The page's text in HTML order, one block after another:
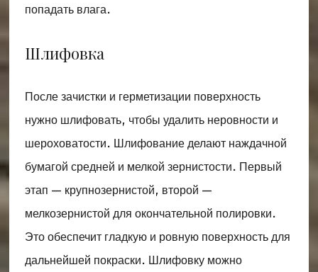
попадать влага.
Шлифовка
После зачистки и герметизации поверхность
нужно шлифовать, чтобы удалить неровности и
шероховатости. Шлифование делают наждачной
бумагой средней и мелкой зернистости. Первый
этап — крупнозернистой, второй —
мелкозернистой для окончательной полировки.
Это обеспечит гладкую и ровную поверхность для
дальнейшей покраски. Шлифовку можно